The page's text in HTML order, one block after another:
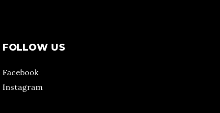
FOLLOW US
Facebook
Instagram